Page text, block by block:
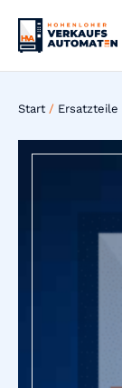
Start / Ersatzteile